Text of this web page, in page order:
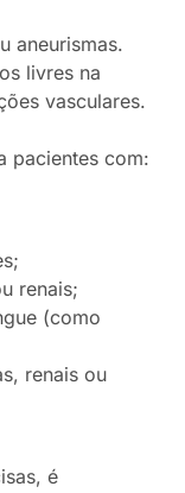
aneurismas.
livres na
vasculares.
pacientes com:
renais;
(como
renais ou
é